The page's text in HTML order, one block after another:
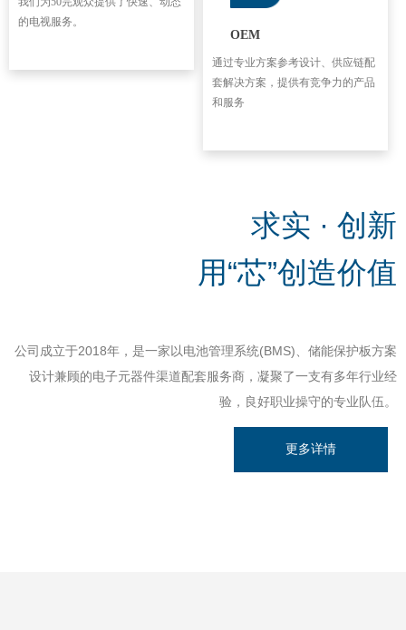
的电视服务。
OEM
通过专业方案参考设计、供应链配
套解决方案，提供有竞争力的产品
和服务
求实 · 创新
用“芯”创造价值
公司成立于2018年，是一家以电池管理系统(BMS)、储能保护板方案
设计兼顾的电子元器件渠道配套服务商，凝聚了一支有多年行业经
验，良好职业操守的专业队伍。
更多详情